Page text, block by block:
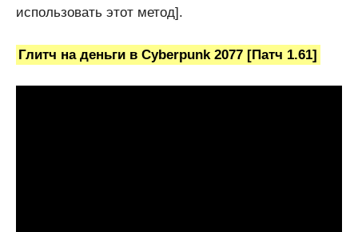
использовать этот метод].
Глитч на деньги в Cyberpunk 2077 [Патч 1.61]